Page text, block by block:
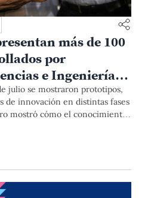
más de 100
por
e Ingeniería
atender
julio se mostraron prototipos,
de innovación en distintas fases
mostró cómo el conocimiento
responder a desafíos concretos